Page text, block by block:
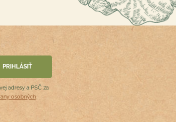
adresy a PSČ za
osobných